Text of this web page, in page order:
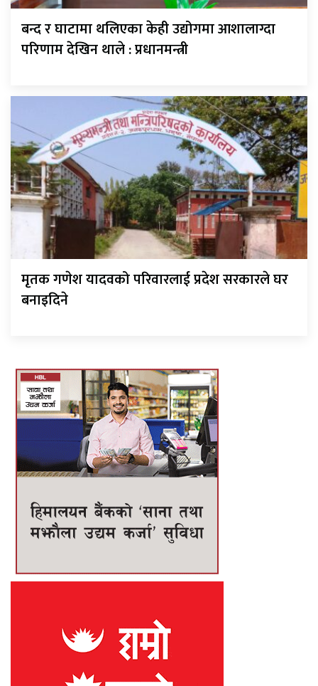
बन्द र घाटामा थलिएका केही उद्योगमा आशालाग्दा
परिणाम देखिन थाले : प्रधानमन्त्री
मृतक गणेश यादवको परिवारलाई प्रदेश सरकारले घर
बनाइदिने